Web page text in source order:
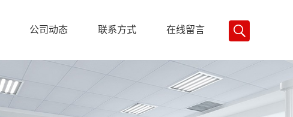
公司动态 联系方式 在线留言